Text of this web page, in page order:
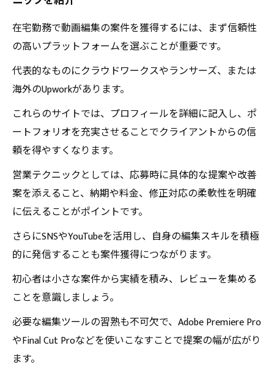
在宅勤務で動画編集の案件を獲得するには、まず信頼性
の高いプラットフォームを選ぶことが重要です。
代表的なものにクラウドワークスやランサーズ、または
海外のUpworkがあります。
これらのサイトでは、プロフィールを詳細に記入し、ポ
ートフォリオを充実させることでクライアントからの信
頼を得やすくなります。
営業テクニックとしては、応募時に具体的な提案や改善
案を添えること、納期や料金、修正対応の柔軟性を明確
に伝えることがポイントです。
さらにSNSやYouTubeを活用し、自身の編集スキルを積極
的に発信することも案件獲得につながります。
初心者は小さな案件から実績を積み、レビューを集める
ことを意識しましょう。
必要な編集ツールの習熟も不可欠で、Adobe Premiere Pro
やFinal Cut Proなどを使いこなすことで提案の幅が広がり
ます。